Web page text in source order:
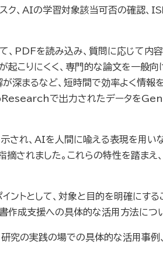
ク、AIの学習対象該当可否の確認、
を読み込み、質問に応じて内
起こりにくく、専門的な論文を一般
が深まるなど、短時間で効率よく
で出力されたデータを
され、AIを人間に喩える表現を用
摘されました。これらの特性を踏
ントとして、対象と目的を明確に
作成支援への具体的な活用方法につ
究の実践の場での具体的な活用事